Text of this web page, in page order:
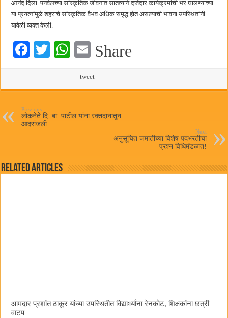
आनंद दिला. पनवेलच्या सांस्कृतिक जीवनात सातत्याने दर्जेदार कार्यक्रमांची भर घालण्याच्या
या प्रयत्नांमुळे शहराचे सांस्कृतिक वैभव अधिक समृद्ध होत असल्याची भावना उपस्थितांनी
यावेळी व्यक्त केली.
Fa T
W
ts
pp
E
ail
Share
tweet
Previous
लोकनेते दि. बा. पाटील यांना रक्तदानातून
आदरांजली
Next
अनुसूचित जमातीच्या विशेष पदभरतीचा
प्रश्न विधिमंडळात!
Related Articles
आमदार प्रशांत ठाकूर यांच्या उपस्थितीत विद्यार्थ्यांना रेनकोट, शिक्षकांना छत्री
वाटप